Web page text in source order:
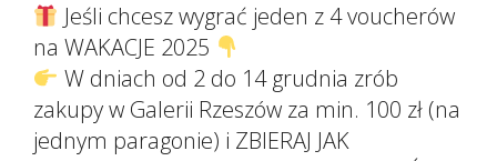
Jeśli chcesz wygrać jeden z 4 voucherów
na WAKACJE 2025
W dniach od 2 do 14 grudnia zrób
zakupy w Galerii Rzeszów za min. 100 zł (na
jednym paragonie) i ZBIERAJ JAK